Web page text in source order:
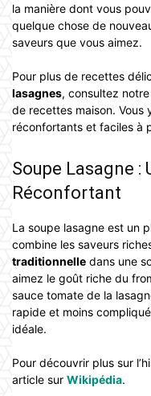
la manière dont vous
quelque chose de
saveurs que vous aimez.
Pour plus de recettes
lasagnes, consultez
de recettes maison.
réconfortants et faciles à
Soupe Lasagne :
Réconfortant
La soupe lasagne est un
combine les saveurs
traditionnelle dans une
aimez le goût riche du
sauce tomate de la
rapide et moins
idéale.
Pour découvrir plus sur
article sur Wikipédia.